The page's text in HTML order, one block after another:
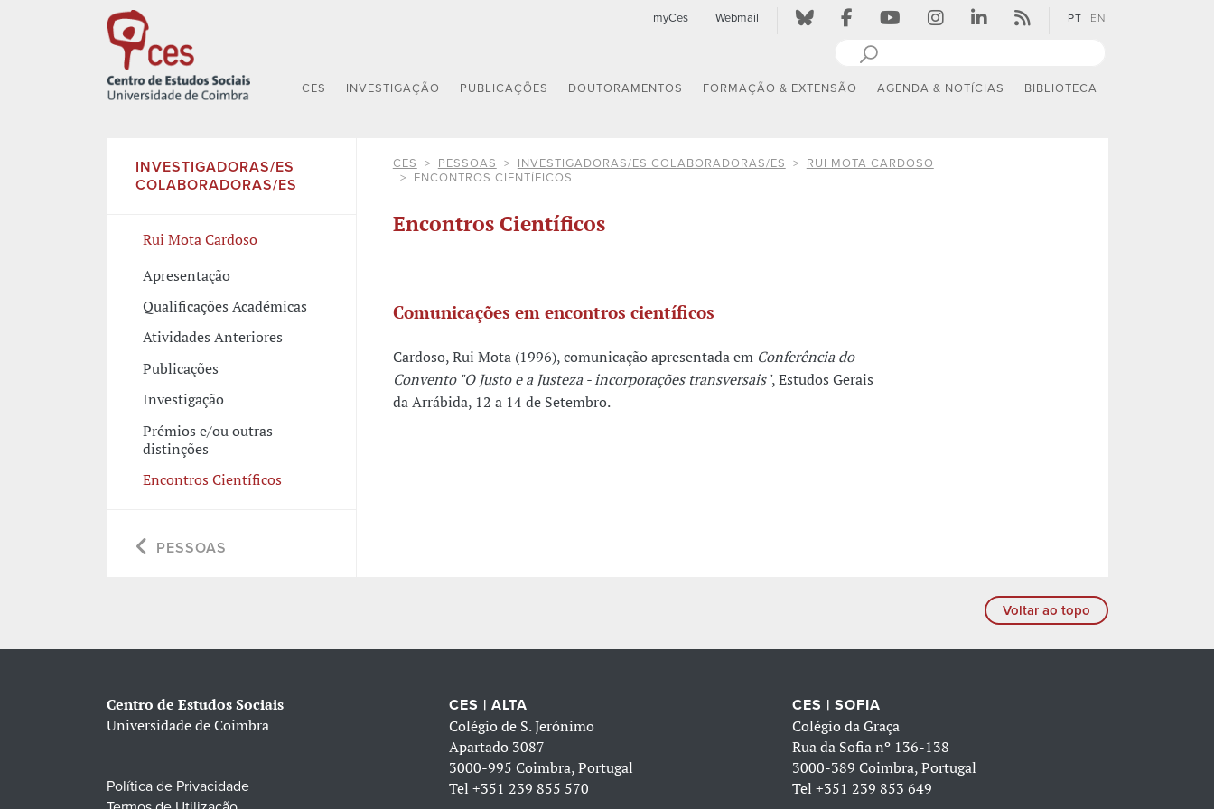
myCes Webmail PT EN
CES INVESTIGAÇÃO PUBLICAÇÕES DOUTORAMENTOS FORMAÇÃO & EXTENSÃO AGENDA & NOTÍCIAS BIBLIOTECA
INVESTIGADORAS/ES
COLABORADORAS/ES
Rui Mota Cardoso
Apresentação
Qualificações Académicas
Atividades Anteriores
Publicações
Investigação
Prémios e/ou outras
distinções
Encontros Científicos
PESSOAS
CES PESSOAS INVESTIGADORAS/ES COLABORADORAS/ES
RUI MOTA CARDOSO
ENCONTROS CIENTÍFICOS
Encontros Científicos
Comunicações em encontros científicos
Cardoso, Rui Mota (1996), comunicação apresentada em Conferência do
Convento "O Justo e a Justeza - incorporações transversais", Estudos Gerais
da Arrábida, 12 a 14 de Setembro.
Voltar ao topo
Centro de Estudos Sociais
Universidade de Coimbra
Política de Privacidade
CES | ALTA
Colégio de S. Jerónimo
Apartado 3087
3000-995 Coimbra, Portugal
Tel+351 239 855 570
CES | SOFIA
Colégio da Graça
Rua da Sofia nº 136-138
3000-389 Coimbra, Portugal
Tel +351 239 853 649